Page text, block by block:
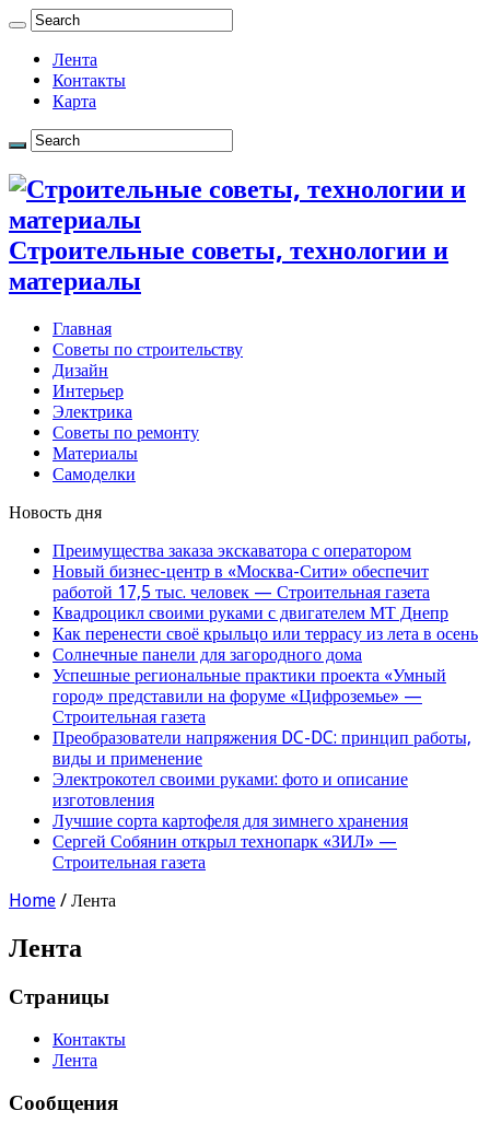
Лента
Контакты
Карта
Строительные советы, технологии и
материалы
Главная
Советы по строительству
Дизайн
Интерьер
Электрика
Советы по ремонту
Материалы
Самоделки
Новость дня
Преимущества заказа экскаватора с оператором
Новый бизнес-центр в «Москва-Сити» обеспечит
работой 17,5 тыс. человек — Строительная газета
Квадроцикл своими руками с двигателем МТ Днепр
Как перенести своё крыльцо или террасу из лета в осень
Солнечные панели для загородного дома
Успешные региональные практики проекта «Умный
город» представили на форуме «Цифроземье» —
Строительная газета
Преобразователи напряжения DC-DC: принцип работы,
виды и применение
Электрокотел своими руками: фото и описание
изготовления
Лучшие сорта картофеля для зимнего хранения
Сергей Собянин открыл технопарк «ЗИЛ» —
Строительная газета
Home / Лента
Лента
Страницы
Контакты
Лента
Сообщения